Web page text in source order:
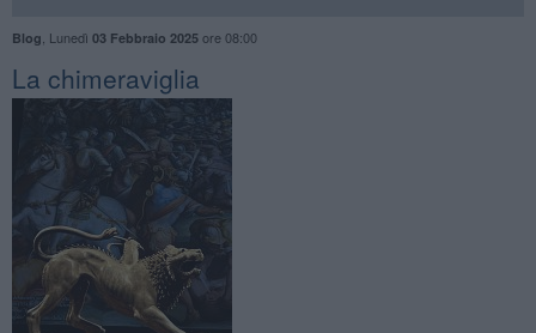
Blog Lunedì 03 Febbraio 2025ore 08:00
La chimeraviglia